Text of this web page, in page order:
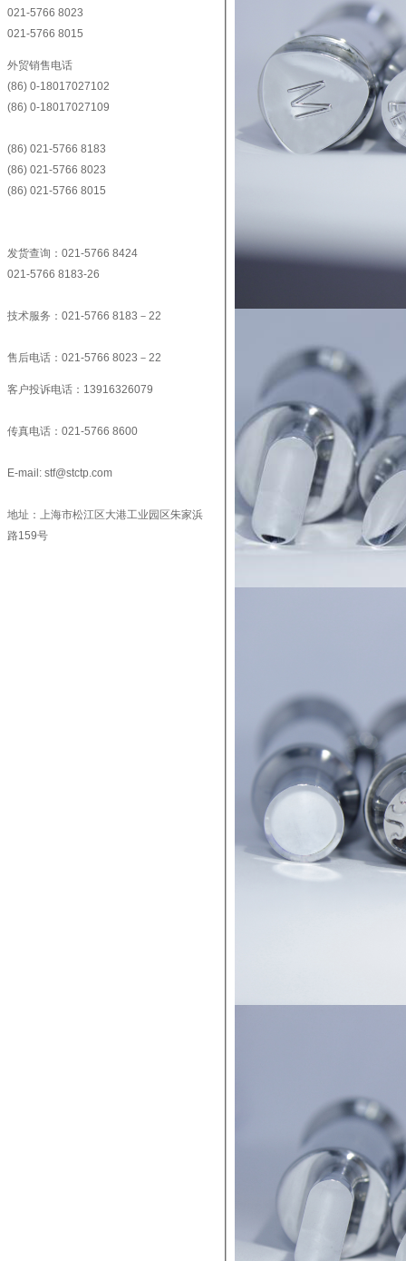
021-5766 8023
021-5766 8015
外贸销售电话
(86) 0-18017027102
(86) 0-18017027109
(86) 021-5766 8183
(86) 021-5766 8023
(86) 021-5766 8015
发货查询：021-5766 8424
021-5766 8183-26
技术服务：021-5766 8183－22
售后电话：021-5766 8023－22
客户投诉电话：13916326079
传真电话：021-5766 8600
E-mail: stf@stctp.com
地址：上海市松江区大港工业园区朱家浜
路159号